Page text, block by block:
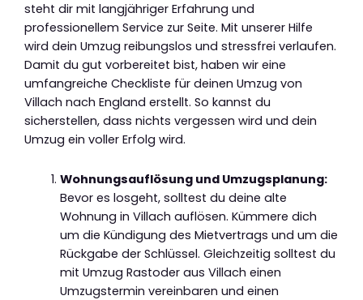
steht dir mit langjähriger Erfahrung und
professionellem Service zur Seite. Mit unserer Hilfe
wird dein Umzug reibungslos und stressfrei verlaufen.
Damit du gut vorbereitet bist, haben wir eine
umfangreiche Checkliste für deinen Umzug von
Villach nach England erstellt. So kannst du
sicherstellen, dass nichts vergessen wird und dein
Umzug ein voller Erfolg wird.
Wohnungsauflösung und Umzugsplanung:
Bevor es losgeht, solltest du deine alte
Wohnung in Villach auflösen. Kümmere dich
um die Kündigung des Mietvertrags und um die
Rückgabe der Schlüssel. Gleichzeitig solltest du
mit Umzug Rastoder aus Villach einen
Umzugstermin vereinbaren und einen